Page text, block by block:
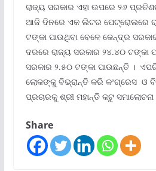
ରାଜ୍ୟ ସରକାର ଏହା ଉପରେ ୨୬
ଆଜି ଦିନରେ ଏକ ଲିଟର ପେଟ୍ରୋଲରେ
ଟଙ୍କା ପାଉଥିବା ବେଳେ କେନ୍ଦ୍ର
ଦରରେ ରାଜ୍ୟ ସରକାର ୨୪.୪୦ ଟଙ୍କା
ସରକାର ୨.୫୦ ଟଙ୍କା ପାଉଛନ୍ତି ।
ଲୋକଙ୍କୁ ବିଭ୍ରାନ୍ତି କରି କଂଗ୍ରେସ ଓ
ପ୍ରଚାରକୁ ଶ୍ରୀ ମହାନ୍ତି କଟୁ
Share